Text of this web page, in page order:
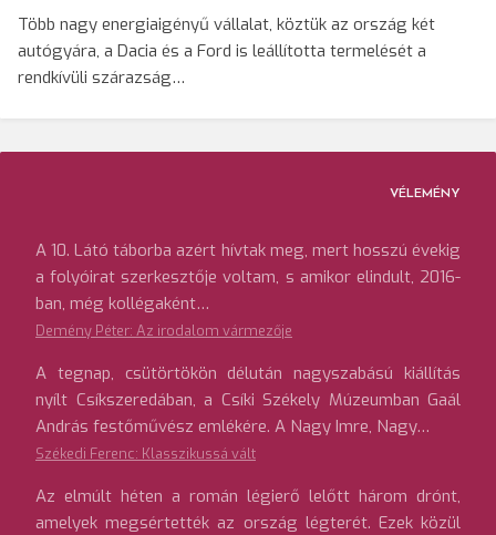
Több nagy energiaigényű vállalat, köztük az ország két
autógyára, a Dacia és a Ford is leállította termelését a
rendkívüli szárazság…
VÉLEMÉNY
A 10. Látó táborba azért hívtak meg, mert hosszú évekig
a folyóirat szerkesztője voltam, s amikor elindult, 2016-
ban, még kollégaként…
Demény Péter: Az irodalom vármezője
A tegnap, csütörtökön délután nagyszabású kiállítás
nyílt Csíkszeredában, a Csíki Székely Múzeumban Gaál
András festőművész emlékére. A Nagy Imre, Nagy…
Székedi Ferenc: Klasszikussá vált
Az elmúlt héten a román légierő lelőtt három drónt,
amelyek megsértették az ország légterét. Ezek közül